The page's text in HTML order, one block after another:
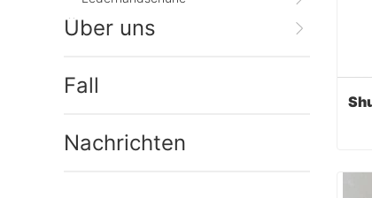
Über uns
Fall
Nachrichten